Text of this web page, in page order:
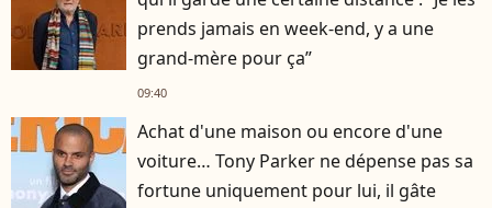
prends jamais en week-end, y a une
grand-mère pour ça”
09:40
Achat d'une maison ou encore d'une
voiture… Tony Parker ne dépense pas sa
fortune uniquement pour lui, il gâte